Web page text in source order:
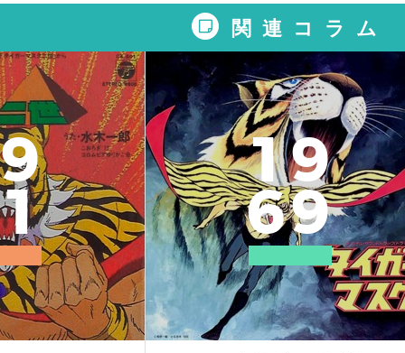
関連コラム
9
1
19
69